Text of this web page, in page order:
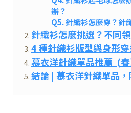
辦？
Q5. 針織衫怎麼穿？針
針織衫怎麼挑選？不同
4 種針織衫版型與身形
慕衣洋針織單品推薦 (
結論 | 慕衣洋針織單品